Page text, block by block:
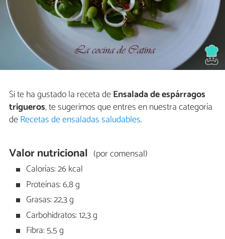
Si te ha gustado la receta deEnsalada de espárragos
trigueros, te sugerimos que entres en nuestra categoría
deRecetas de ensaladas saludables.
Valor nutricional (por comensal)
Calorías: 26 kcal
Proteínas: 6,8 g
Grasas: 22,3 g
Carbohidratos: 12,3 g
Fibra: 5,5 g